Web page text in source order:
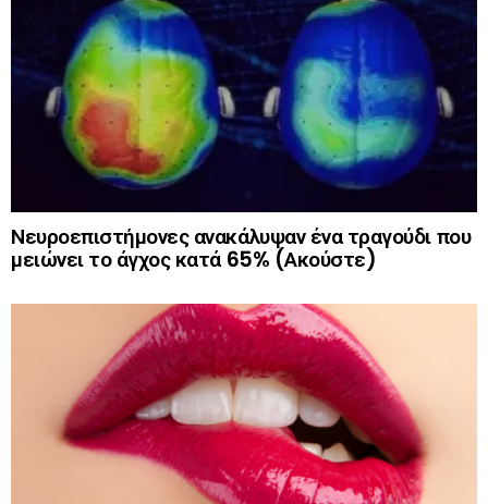
Νευροεπιστήμονες ανακάλυψαν ένα τραγούδι που
μειώνει το άγχος κατά 65% (Ακούστε)